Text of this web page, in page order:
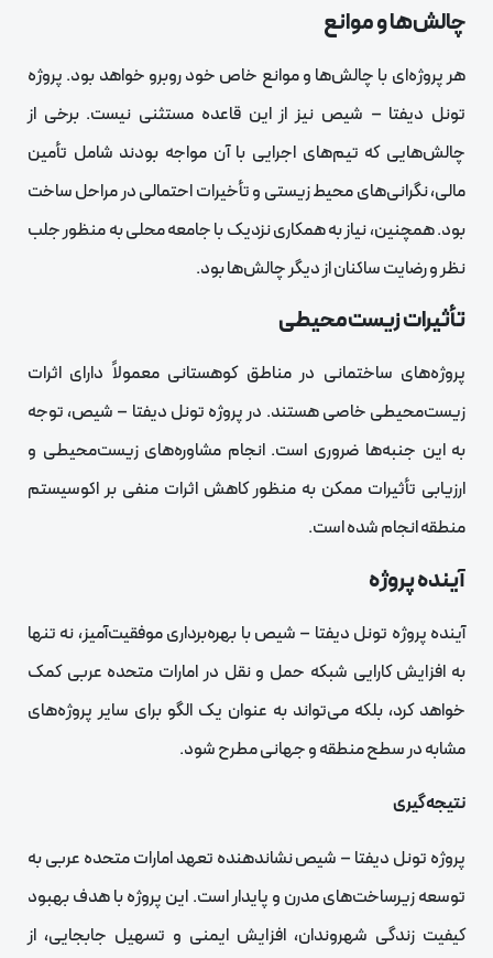
چالش‌ها و موانع
هر پروژه‌ای با چالش‌ها و موانع خاص خود روبرو خواهد بود. پروژه
تونل دیفتا – شیص نیز از این قاعده مستثنی نیست. برخی از
چالش‌هایی که تیم‌های اجرایی با آن مواجه بودند شامل تأمین
مالی، نگرانی‌های محیط زیستی و تأخیرات احتمالی در مراحل ساخت
بود. همچنین، نیاز به همکاری نزدیک با جامعه محلی به منظور جلب
نظر و رضایت ساکنان از دیگر چالش‌ها بود.
تأثیرات زیست‌محیطی
پروژه‌های ساختمانی در مناطق کوهستانی معمولاً دارای اثرات
زیست‌محیطی خاصی هستند. در پروژه تونل دیفتا – شیص، توجه
به این جنبه‌ها ضروری است. انجام مشاوره‌های زیست‌محیطی و
ارزیابی تأثیرات ممکن به منظور کاهش اثرات منفی بر اکوسیستم
منطقه انجام شده است.
آینده پروژه
آینده پروژه تونل دیفتا – شیص با بهره‌برداری موفقیت‌آمیز، نه تنها
به افزایش کارایی شبکه حمل و نقل در امارات متحده عربی کمک
خواهد کرد، بلکه می‌تواند به عنوان یک الگو برای سایر پروژه‌های
مشابه در سطح منطقه و جهانی مطرح شود.
نتیجه‌گیری
پروژه تونل دیفتا – شیص نشاندهنده تعهد امارات متحده عربی به
توسعه زیرساخت‌های مدرن و پایدار است. این پروژه با هدف بهبود
کیفیت زندگی شهروندان، افزایش ایمنی و تسهیل جابجایی، از